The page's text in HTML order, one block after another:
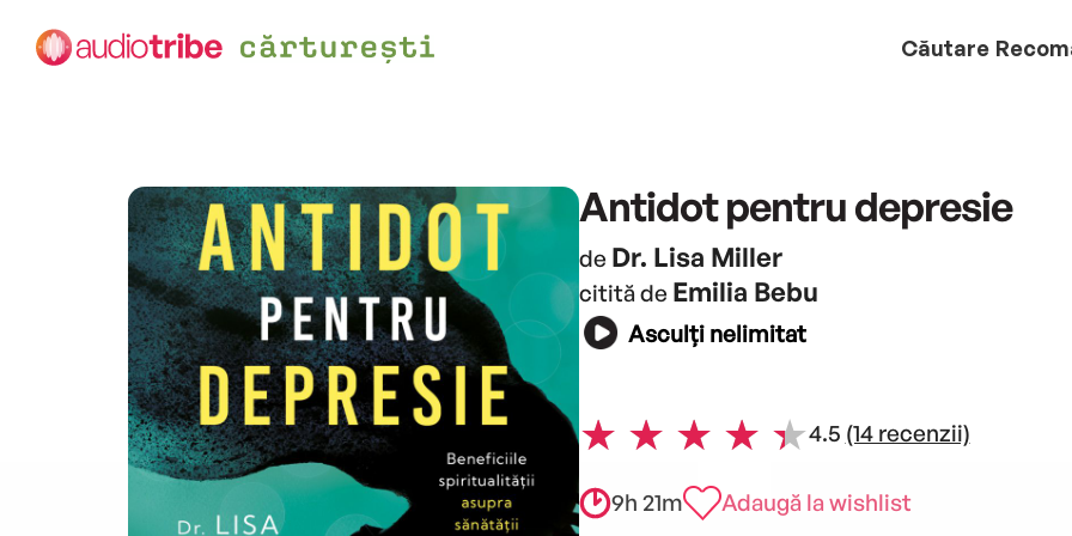
Căutare
Antidot pentru depresie
de Dr. Lisa Miller
citită de Emilia Bebu
Asculți nelimitat
4.5 (14 recenzii)
9h 21m Adaugă la wishlist